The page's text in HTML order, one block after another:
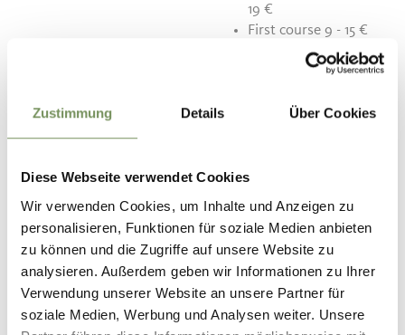
Zustimmung Details Über Cookies
Diese Webseite verwendet Cookies
Wir verwenden Cookies, um Inhalte und Anzeigen zu
personalisieren, Funktionen für soziale Medien anbieten
zu können und die Zugriffe auf unsere Website zu
analysieren. Außerdem geben wir Informationen zu Ihrer
Verwendung unserer Website an unsere Partner für
soziale Medien, Werbung und Analysen weiter. Unsere
19 €
First course 9 - 15 €
Dessert 5 - 9 €
Dish of the day 9 - 20
Hotel Restaurant Alber
Seilbahnstr. 10
Vöran/Verano
info@hotel-alber.com
www.hotel-alber.com
+39 0473 278245